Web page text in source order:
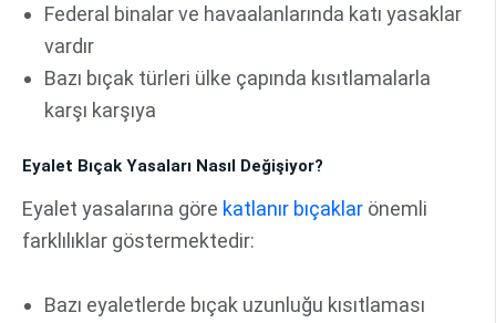
Federal binalar ve havaalanlarında katı yasaklar
vardır
Bazı bıçak türleri ülke çapında kısıtlamalarla
karşı karşıya
Eyalet Bıçak Yasaları Nasıl Değişiyor?
Eyalet yasalarına göre katlanır bıçaklar önemli
farklılıklar göstermektedir:
Bazı eyaletlerde bıçak uzunluğu kısıtlaması